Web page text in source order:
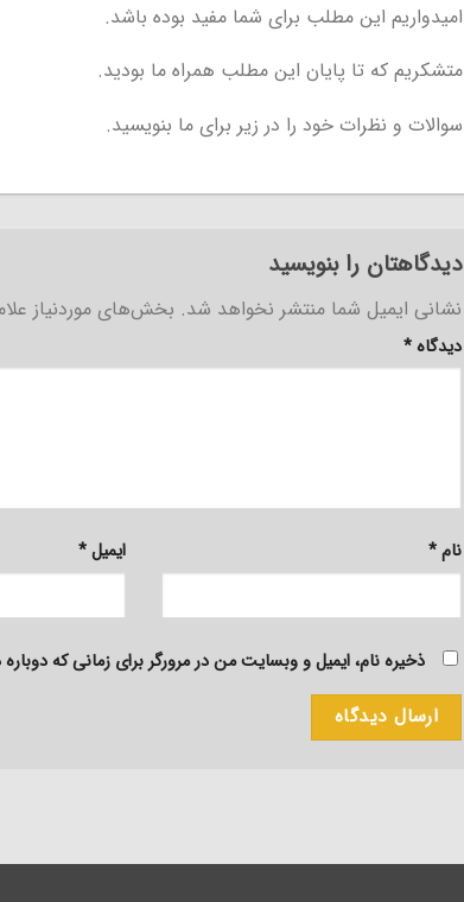
امیدواریم این مطلب برای شما مفید بوده باشد.
متشکریم که تا پایان این مطلب همراه ما بودید.
سوالات و نظرات خود را در زیر برای ما بنویسید.
دیدگاهتان را بنویسید
نشانی ایمیل شما منتشر نخواهد شد. بخش‌های موردنیاز
دیدگاه*
نام* ایمیل*
ذخیره نام، ایمیل و وبسایت من در مرورگر برای زمانی که